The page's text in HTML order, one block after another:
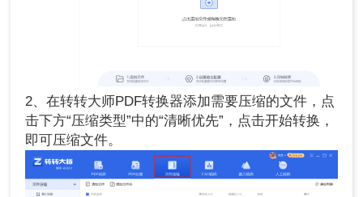
2、在转转大师PDF转换器添加需要压缩的文件，点
击下方“压缩类型”中的“清晰优先”，点击开始转换，
即可压缩文件。